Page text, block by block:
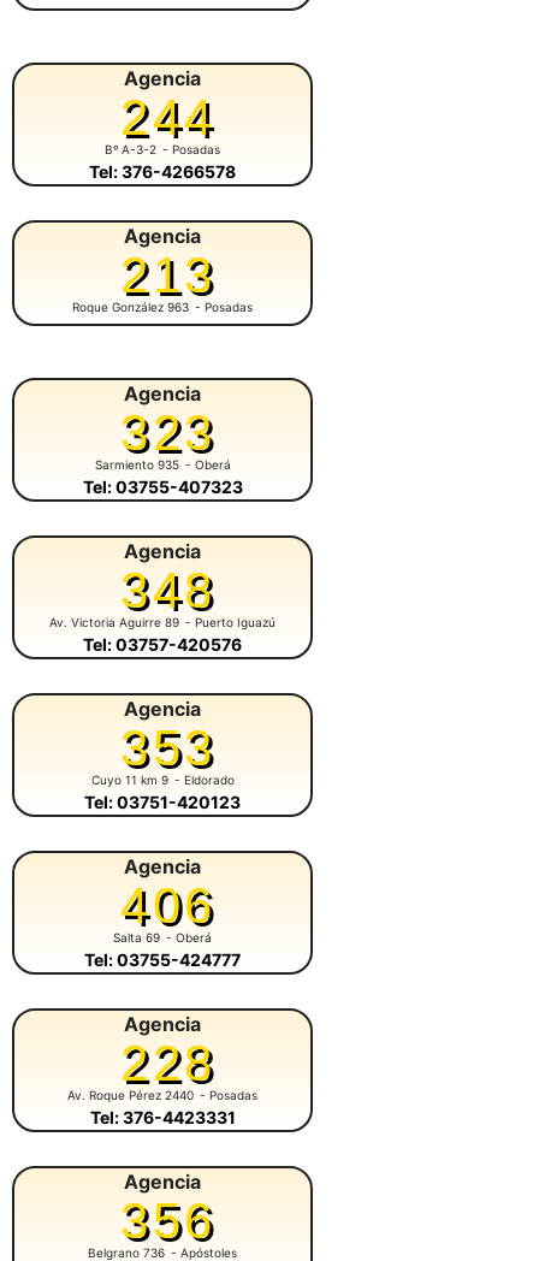
Agencia
244
Bº A-3-2 - Posadas
Tel: 376-4266578
Agencia
213
Roque González 963 - Posadas
Agencia
323
Sarmiento 935 - Oberá
Tel: 03755-407323
Agencia
348
Av. Victoria Aguirre 89 - Puerto Iguazú
Tel: 03757-420576
Agencia
353
Cuyo 11 km 9 - Eldorado
Tel: 03751-420123
Agencia
406
Salta 69 - Oberá
Tel: 03755-424777
Agencia
228
Av. Roque Pérez 2440 - Posadas
Tel: 376-4423331
Agencia
356
Belgrano 736 - Apóstoles